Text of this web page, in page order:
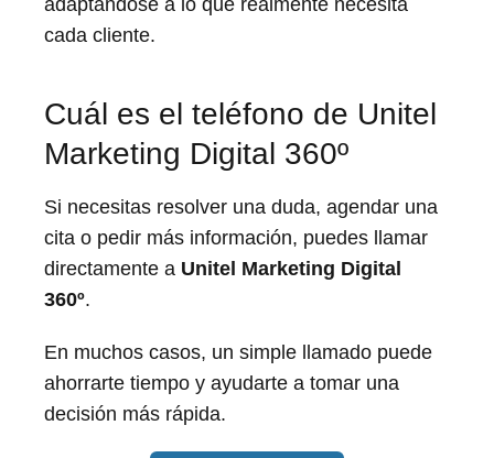
adaptándose a lo que realmente necesita
cada cliente.
Cuál es el teléfono de Unitel
Marketing Digital 360º
Si necesitas resolver una duda, agendar una
cita o pedir más información, puedes llamar
directamente a Unitel Marketing Digital
360º.
En muchos casos, un simple llamado puede
ahorrarte tiempo y ayudarte a tomar una
decisión más rápida.